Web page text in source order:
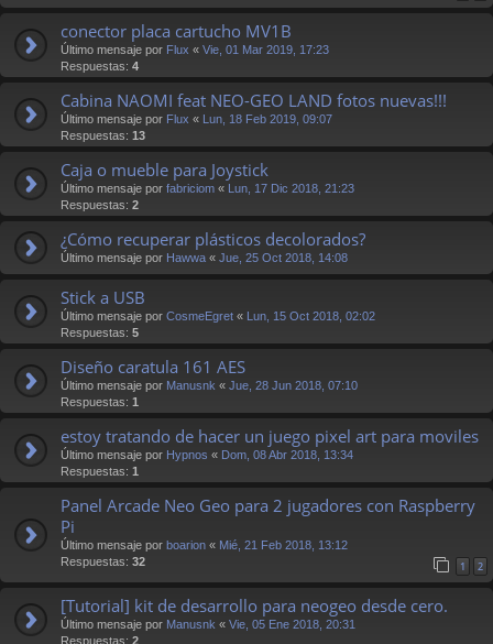
conector placa cartucho MV1B
Último mensaje por Flux « Vie, 01 Mar 2019, 17:23
Respuestas: 4
Cabina NAOMI feat NEO-GEO LAND fotos nuevas!!!
Último mensaje por Flux « Lun, 18 Feb 2019, 09:07
Respuestas: 13
Caja o mueble para Joystick
Último mensaje por fabriciom « Lun, 17 Dic 2018, 21:23
Respuestas: 2
¿Cómo recuperar plásticos decolorados?
Último mensaje por Hawwa « Jue, 25 Oct 2018, 14:08
Stick a USB
Último mensaje por CosmeEgret « Lun, 15 Oct 2018, 02:02
Respuestas: 5
Diseño caratula 161 AES
Último mensaje por Manusnk « Jue, 28 Jun 2018, 07:10
Respuestas: 1
estoy tratando de hacer un juego pixel art para moviles
Último mensaje por Hypnos « Dom, 08 Abr 2018, 13:34
Respuestas: 1
Panel Arcade Neo Geo para 2 jugadores con Raspberry
Pi
Último mensaje por boarion « Mié, 21 Feb 2018, 13:12
Respuestas: 32 1 2
[Tutorial] kit de desarrollo para neogeo desde cero.
Último mensaje por Manusnk « Vie, 05 Ene 2018, 20:31
Respuestas: 2